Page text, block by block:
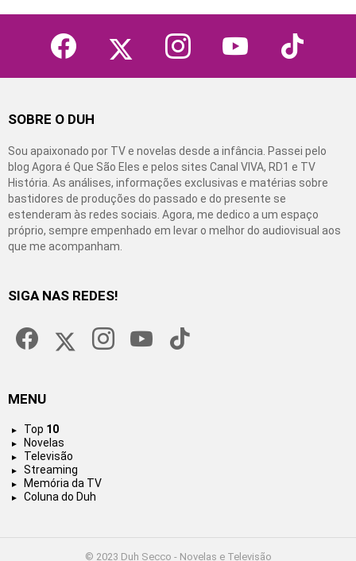
facebook instagram youtube tiktok
SOBRE O DUH
Sou apaixonado por TV e novelas desde a infância. Passei pelo
blog Agora é Que São Eles e pelos sites Canal VIVA, RD1 e TV
História. As análises, informações exclusivas e matérias sobre
bastidores de produções do passado e do presente se
estenderam às redes sociais. Agora, me dedico a um espaço
próprio, sempre empenhado em levar o melhor do audiovisual aos
que me acompanham.
SIGA NAS REDES!
MENU
Top 10
Novelas
Televisão
Streaming
Memória da TV
Coluna do Duh
© 2023 Duh Secco - Novelas e Televisão